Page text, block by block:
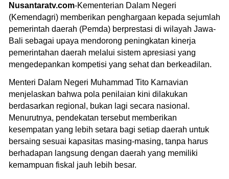
Nusantaratv.com-Kementerian Dalam Negeri
(Kemendagri) memberikan penghargaan kepada sejumlah
pemerintah daerah (Pemda) berprestasi di wilayah Jawa-
Bali sebagai upaya mendorong peningkatan kinerja
pemerintahan daerah melalui sistem apresiasi yang
mengedepankan kompetisi yang sehat dan berkeadilan.
Menteri Dalam Negeri Muhammad Tito Karnavian
menjelaskan bahwa pola penilaian kini dilakukan
berdasarkan regional, bukan lagi secara nasional.
Menurutnya, pendekatan tersebut memberikan
kesempatan yang lebih setara bagi setiap daerah untuk
bersaing sesuai kapasitas masing-masing, tanpa harus
berhadapan langsung dengan daerah yang memiliki
kemampuan fiskal jauh lebih besar.